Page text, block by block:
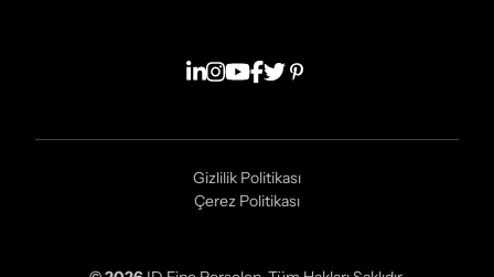
Gizlilik Politikası
Çerez Politikası